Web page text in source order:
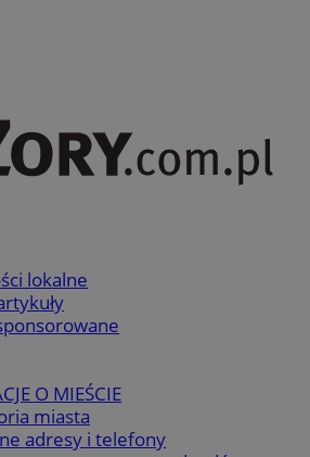
lokalne
O MIEŚCIE
miasta
adresy i telefony